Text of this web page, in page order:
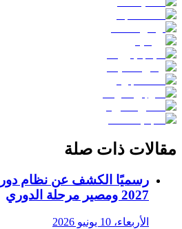
مقالات ذات صلة
2027 ومصير مرحلة الدوري
الأربعاء، 10 يونيو 2026